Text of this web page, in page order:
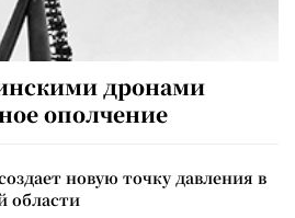
дронами
ополчение
новую точку давления в
области